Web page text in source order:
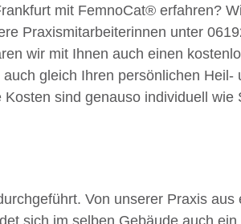
mit FemnoCat® erfahren?
Praxismitarbeiterinnen unter
wir mit Ihnen auch einen
gleich Ihren persönlichen
sind genauso individuell wie
Von unserer Praxis
sich im selben Gebäude auch